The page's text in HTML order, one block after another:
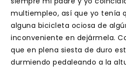
multiempleo, así que yo tenía
alguna bicicleta ociosa de
inconveniente en dejármela.
que en plena siesta de duro
durmiendo pedaleando a la